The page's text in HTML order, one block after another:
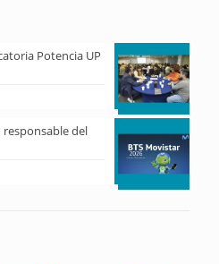
Potencia UP
del